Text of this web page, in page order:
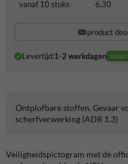
vanaf 10 stuks
6,30
product
Levertijd:1-2 werkdagen
Ontplofbare stoffen, Gevaar
scherfverwerking (ADR 1.3)
Veiligheidspictogram met de